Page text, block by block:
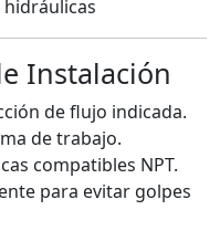
Instalación
de flujo indicada.
de trabajo.
compatibles NPT.
para evitar golpes